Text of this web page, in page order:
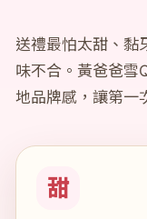
送禮最怕太甜、黏
味不合。黃爸爸雪
地品牌感，讓第一
甜